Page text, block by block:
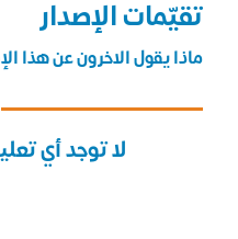
تقيّمات الإصدار
ماذا يقول الاخرون عن هذا
لا توجد أي